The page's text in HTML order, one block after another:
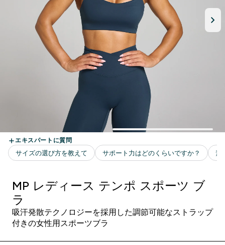
MP レディース テンポ スポーツ ブ
ラ
吸汗発散テクノロジーを採用した調節可能なストラップ
付きの女性用スポーツブラ